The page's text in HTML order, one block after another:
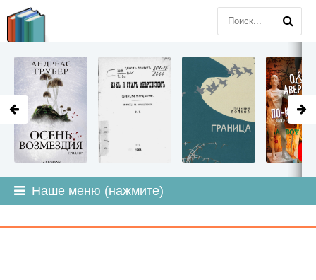
Наше меню (нажмите)
LITMIR.ORG